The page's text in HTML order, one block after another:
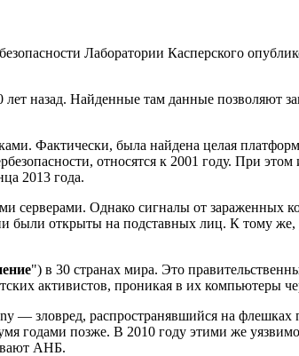
Лаборатории Касперского
назад. Найденные там данные позволяют
Фактически, была найдена целая
относятся к 2001 году. При
2013 года.
серверами. Однако сигналы от зараженных
были открыты на подставных лиц. К тому
") в 30 странах мира. Это
активистов, проникая в их компьютеры
— зловред, распространявшийся на
годами позже. В 2010 году этими же
АНБ.